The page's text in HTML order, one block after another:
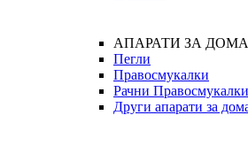
АПАРАТИ ЗА
Пегли
Правосмукалки
Рачни Правосмукалки
Други апарати за